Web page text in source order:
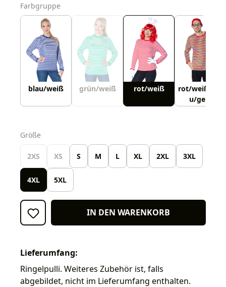
Farbgruppe
blau/weiß grün/weiß rot/weiß
rot/weiß/bla
u/gelb
Größe
2XS XS S M L XL 2XL 3XL
4XL 5XL
IN DEN WARENKORB
Lieferumfang:
Ringelpulli. Weiteres Zubehör ist, falls
abgebildet, nicht im Lieferumfang enthalten.